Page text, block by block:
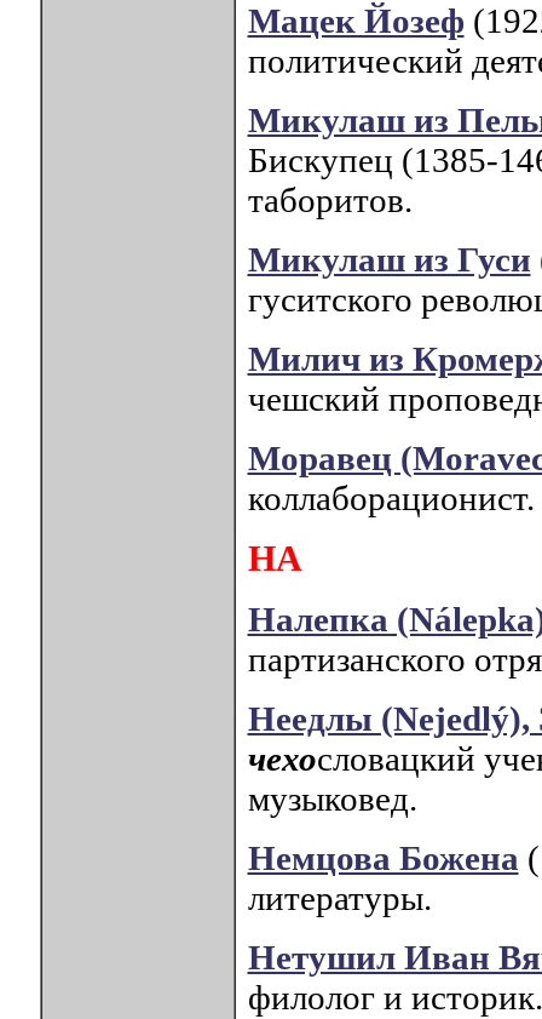
Мацек Йозеф
политический
Микулаш из
Бискупец (1385-
таборитов.
Микулаш из Гуси
гуситского
Милич из
чешский
Моравец
коллаборационист.
НА
Налепка
партизанского
Неедлы (Nejedlý),
чехословацкий
музыковед.
Немцова Божена
литературы.
Нетушил Иван
филолог и